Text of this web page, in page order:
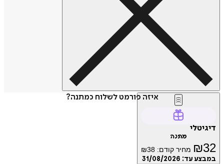
איזה פורמט לשלוח כמתנה?
דיגיטלי
מתנה
₪32 מחיר קודם: ₪38
במבצע עד: 31/08/2026